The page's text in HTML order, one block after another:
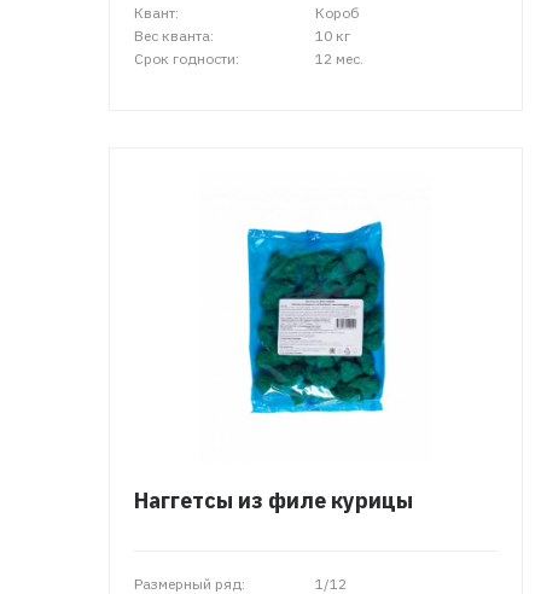
Квант:
Короб
Вес кванта:
10 кг
Срок годности:
12 мес.
Наггетсы из филе курицы
Размерный ряд:
1/12